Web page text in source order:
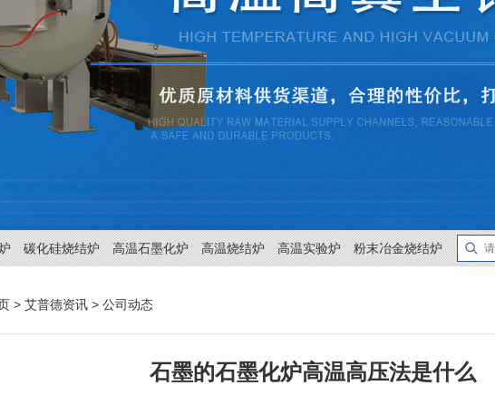
碳化硅烧结炉 高温石墨化炉 高温烧结炉 高温实验炉 粉末冶金烧结炉
> 艾普德资讯 > 公司动态
石墨的石墨化炉高温高压法是什么